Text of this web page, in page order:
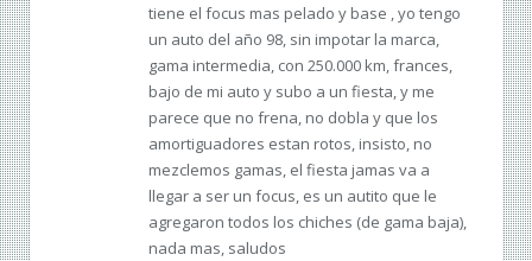
tiene el focus mas pelado y base , yo tengo
un auto del año 98, sin impotar la marca,
gama intermedia, con 250.000 km, frances,
bajo de mi auto y subo a un fiesta, y me
parece que no frena, no dobla y que los
amortiguadores estan rotos, insisto, no
mezclemos gamas, el fiesta jamas va a
llegar a ser un focus, es un autito que le
agregaron todos los chiches (de gama baja),
nada mas, saludos